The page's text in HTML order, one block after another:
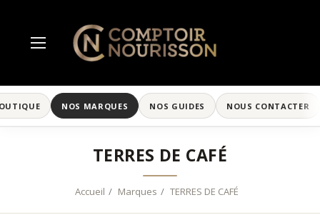
NOS MARQUES NOS GUIDES NOUS CONTACTER
TERRES DE CAFÉ
Accueil Marques TERRES DE CAFÉ